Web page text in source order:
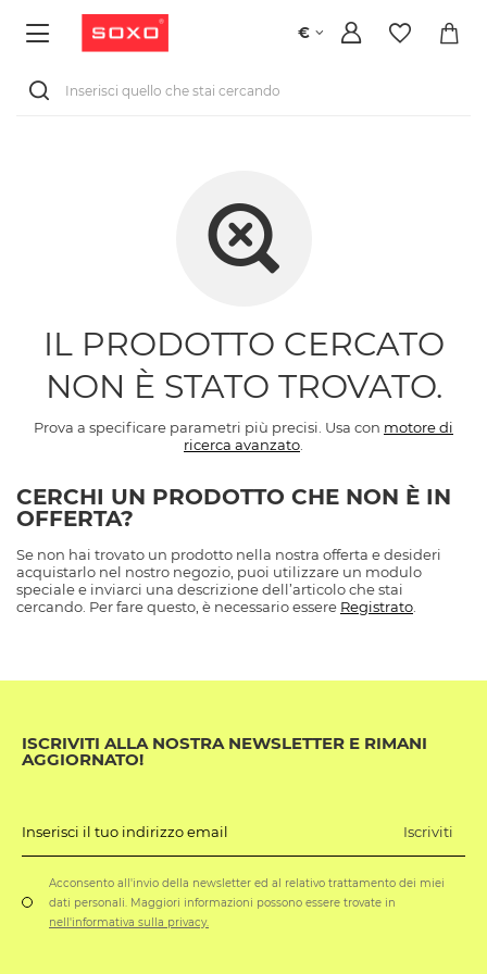
€
IL PRODOTTO CERCATO
NON È STATO TROVATO.
Prova a specificare parametri più precisi. Usa con motore di
ricerca avanzato
CERCHI UN PRODOTTO CHE NON È IN
OFFERTA?
Se non hai trovato un prodotto nella nostra offerta e desideri
acquistarlo nel nostro negozio, puoi utilizzare un modulo
speciale e inviarci una descrizione dell’articolo che stai
cercando. Per fare questo, è necessario essere Registrato
ISCRIVITI ALLA NOSTRA NEWSLETTER E RIMANI
AGGIORNATO!
Inserisci il tuo indirizzo email Iscriviti
Acconsento all'invio della newsletter ed al relativo trattamento dei miei
dati personali. Maggiori informazioni possono essere trovate in
nell'informativa sulla privacy.